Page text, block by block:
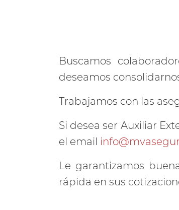
Buscamos
deseamos
Trabajamos con las
Si desea ser Auxiliar
el email
Le garantizamos
rápida en sus